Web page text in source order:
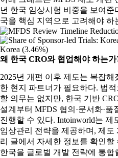
년 한국 임상시험 비중을 보여준
국을 핵심 지역으로 고려해야 하
왜 한국 CRO와 협업해야 하는가
2025년 개편 이후 제도는 복잡
한 현지 파트너가 필요하다. 법
할 의무는 없지만, 한국 기반
설계부터 MFDS 협의·문서화·품
진행할 수 있다. Intoinworld는 제
임상관리 전략을 제공하며, 제
리 글에서 자세한 정보를 확인할
한국을 글로벌 개발 전략에 통합